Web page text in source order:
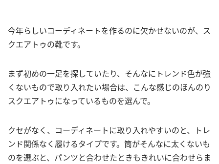
今年らしいコーディネートを作るのに欠かせないのが、ス
クエアトゥの靴です。
まず初めの一足を探していたり、そんなにトレンド色が強
くないもので取り入れたい場合は、こんな感じのほんのり
スクエアトゥになっているものを選んで。
クセがなく、コーディネートに取り入れやすいのと、トレ
ンド関係なく履けるタイプです。筒がそんなに太くないも
のを選ぶと、パンツと合わせたときもきれいに合わせらま